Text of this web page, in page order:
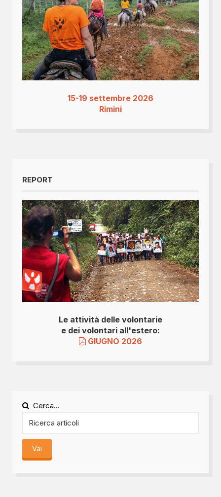
15-19 settembre 2026
Rimini
REPORT
Le attività delle volontarie
e dei volontari all'estero:
GIUGNO 2026
Cerca...
Vai